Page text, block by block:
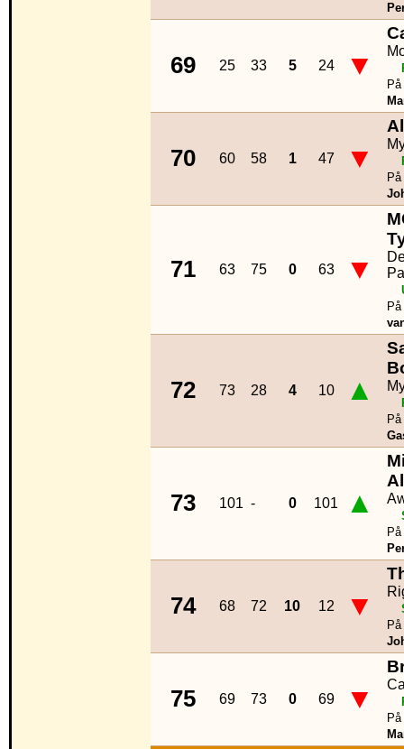
69 25 33 5 24 ▼
70 60 58 1 47 ▼
71 63 75 0 63 ▼
72 73 28 4 10 ▲
73 101 - 0 101 ▲
74 68 72 10 12 ▼
75 69 73 0 69 ▼